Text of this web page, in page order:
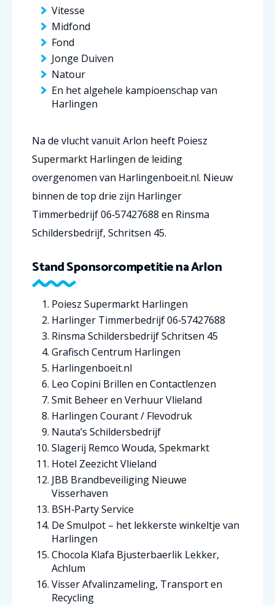
Vitesse
Midfond
Fond
Jonge Duiven
Natour
En het algehele kampioenschap van
Harlingen
Na de vlucht vanuit Arlon heeft Poiesz
Supermarkt Harlingen de leiding
overgenomen van Harlingenboeit.nl. Nieuw
binnen de top drie zijn Harlinger
Timmerbedrijf 06‑57427688 en Rinsma
Schildersbedrijf, Schritsen 45.
Stand Sponsorcompetitie na Arlon
Poiesz Supermarkt Harlingen
Harlinger Timmerbedrijf 06‑57427688
Rinsma Schildersbedrijf Schritsen 45
Grafisch Centrum Harlingen
Harlingenboeit.nl
Leo Copini Brillen en Contactlenzen
Smit Beheer en Verhuur Vlieland
Harlingen Courant / Flevodruk
Nauta’s Schildersbedrijf
Slagerij Remco Wouda, Spekmarkt
Hotel Zeezicht Vlieland
JBB Brandbeveiliging Nieuwe
Visserhaven
BSH‑Party Service
De Smulpot – het lekkerste winkeltje van
Harlingen
Chocola Klafa Bjusterbaerlik Lekker,
Achlum
Visser Afvalinzameling, Transport en
Recycling